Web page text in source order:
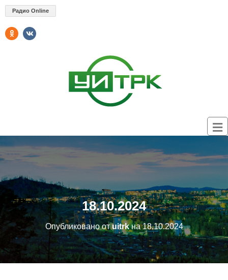
Радио Online
18.10.2024
Опубликовано отuitrkна18.10.2024